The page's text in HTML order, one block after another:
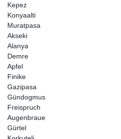
Kepez
Konyaalti
Muratpasa
Akseki
Alanya
Demre
Apfel
Finike
Gazipasa
Gündogmus
Freispruch
Augenbraue
Gürtel